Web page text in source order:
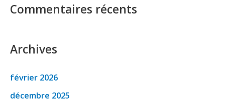
Commentaires récents
Archives
février 2026
décembre 2025